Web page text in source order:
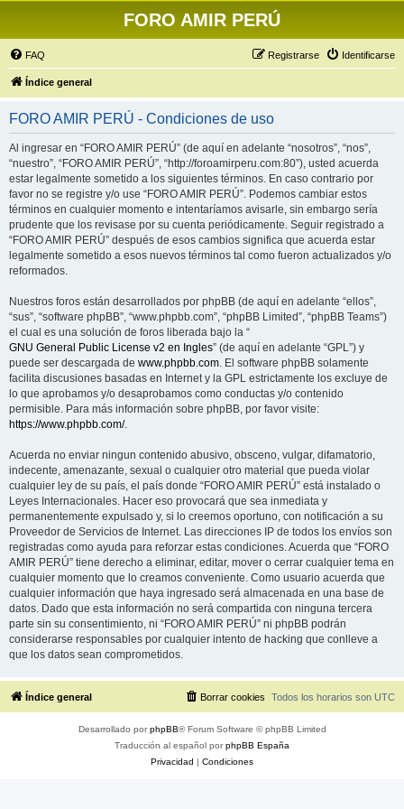
FORO AMIR PERÚ
FAQ Identificarse
Registrarse
Índice general
FORO AMIR PERÚ - Condiciones de uso
Al ingresar en “FORO AMIR PERÚ” (de aquí en adelante “nosotros”, “nos”,
“nuestro”, “FORO AMIR PERÚ”, “http://foroamirperu.com:80”), usted acuerda
estar legalmente sometido a los siguientes términos. En caso contrario por
favor no se registre y/o use “FORO AMIR PERÚ”. Podemos cambiar estos
términos en cualquier momento e intentaríamos avisarle, sin embargo sería
prudente que los revisase por su cuenta periódicamente. Seguir registrado a
“FORO AMIR PERÚ” después de esos cambios significa que acuerda estar
legalmente sometido a esos nuevos términos tal como fueron actualizados y/o
reformados.
Nuestros foros están desarrollados por phpBB (de aquí en adelante “ellos”,
“sus”, “software phpBB”, “www.phpbb.com”, “phpBB Limited”, “phpBB Teams”)
el cual es una solución de foros liberada bajo la “
GNU General Public License v2 en Ingles” (de aquí en adelante “GPL”) y
puede ser descargada de www.phpbb.com. El software phpBB solamente
facilita discusiones basadas en Internet y la GPL estrictamente los excluye de
lo que aprobamos y/o desaprobamos como conductas y/o contenido
permisible. Para más información sobre phpBB, por favor visite:
https://www.phpbb.com/.
Acuerda no enviar ningun contenido abusivo, obsceno, vulgar, difamatorio,
indecente, amenazante, sexual o cualquier otro material que pueda violar
cualquier ley de su país, el país donde “FORO AMIR PERÚ” está instalado o
Leyes Internacionales. Hacer eso provocará que sea inmediata y
permanentemente expulsado y, si lo creemos oportuno, con notificación a su
Proveedor de Servicios de Internet. Las direcciones IP de todos los envíos son
registradas como ayuda para reforzar estas condiciones. Acuerda que “FORO
AMIR PERÚ” tiene derecho a eliminar, editar, mover o cerrar cualquier tema en
cualquier momento que lo creamos conveniente. Como usuario acuerda que
cualquier información que haya ingresado será almacenada en una base de
datos. Dado que esta información no será compartida con ninguna tercera
parte sin su consentimiento, ni “FORO AMIR PERÚ” ni phpBB podrán
considerarse responsables por cualquier intento de hacking que conlleve a
que los datos sean comprometidos.
Índice general Todos los horarios son UTC
Borrar cookies
Desarrollado porphpBB® Forum Software © phpBB Limited
Traducción al español porphpBB España
Privacidad | Condiciones